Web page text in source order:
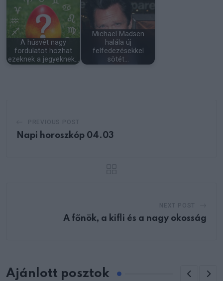
A húsvét nagy
fordulatot hozhat
ezeknek a jegyeknek…
Michael Madsen
halála új
felfedezésekkel
sötét…
Napi horoszkóp 04.03
A főnök, a kifli és a nagy okosság
Ajánlott posztok